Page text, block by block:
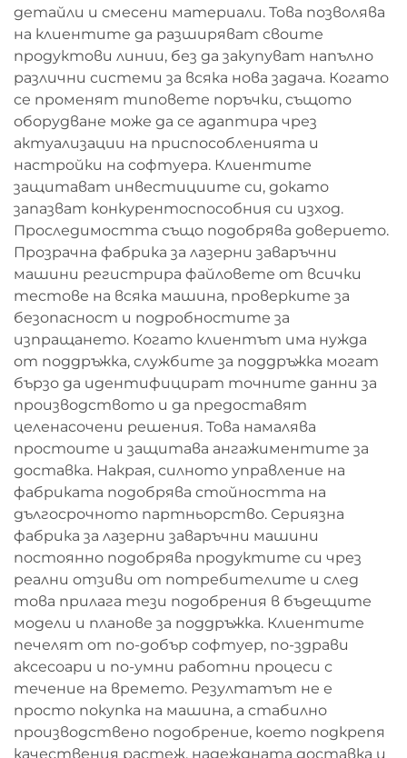
детайли и смесени материали. Това позволява
на клиентите да разширяват своите
продуктови линии, без да закупуват напълно
различни системи за всяка нова задача. Когато
се променят типовете поръчки, същото
оборудване може да се адаптира чрез
актуализации на приспособленията и
настройки на софтуера. Клиентите
защитават инвестициите си, докато
запазват конкурентоспособния си изход.
Проследимостта също подобрява доверието.
Прозрачна фабрика за лазерни заваръчни
машини регистрира файловете от всички
тестове на всяка машина, проверките за
безопасност и подробностите за
изпращането. Когато клиентът има нужда
от поддръжка, службите за поддръжка могат
бързо да идентифицират точните данни за
производството и да предоставят
целенасочени решения. Това намалява
простоите и защитава ангажиментите за
доставка. Накрая, силното управление на
фабриката подобрява стойността на
дългосрочното партньорство. Сериязна
фабрика за лазерни заваръчни машини
постоянно подобрява продуктите си чрез
реални отзиви от потребителите и след
това прилага тези подобрения в бъдещите
модели и планове за поддръжка. Клиентите
печелят от по-добър софтуер, по-здрави
аксесоари и по-умни работни процеси с
течение на времето. Резултатът не е
просто покупка на машина, а стабилно
производствено подобрение, което подкрепя
качествения растеж, надеждната доставка и